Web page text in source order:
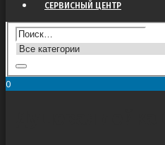
СЕРВИСНЫЙ ЦЕНТР
0